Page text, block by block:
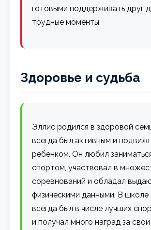
готовыми поддерживать друг
трудные моменты.
Здоровье и судьба
Эллис родился в здоровой
всегда был активным и
ребенком. Он любил
спортом, участвовал в
соревнований и обладал
физическими данными. В школе
всегда был в числе лучших
и получал много наград за свои